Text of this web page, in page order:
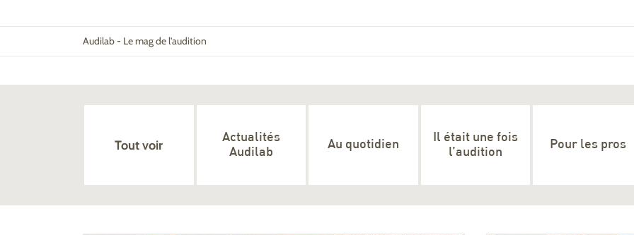
Audilab- Le mag de l'audition
Tout voir
Actualités
Audilab
Au quotidien
Il était une fois
l’audition
Pour les pros